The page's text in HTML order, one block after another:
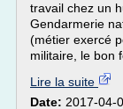
travail chez un
Gendarmerie
(métier exercé
militaire, le bon
Lire la suite
Date: 2017-04-